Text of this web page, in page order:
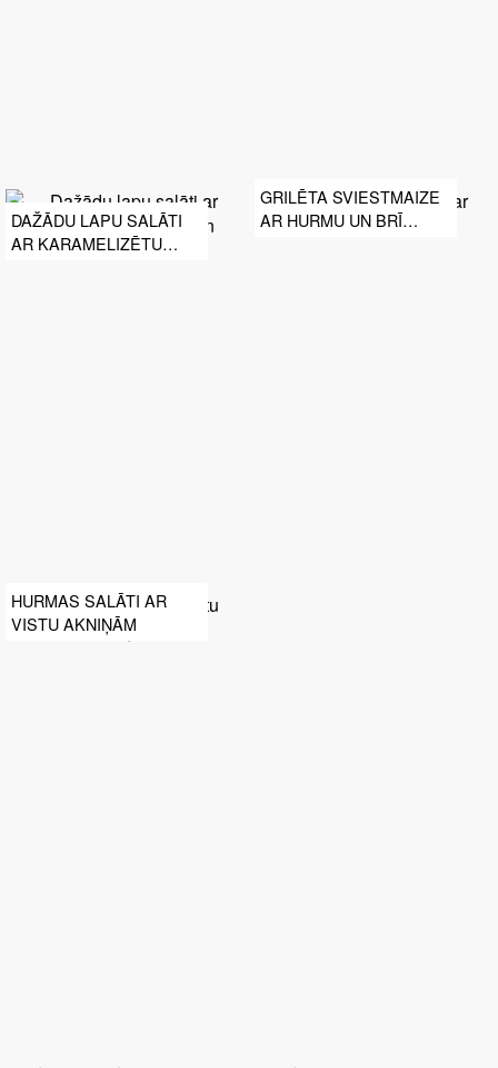
DAŽĀDU LAPU SALĀTI
AR KARAMELIZĒTU
GRILĒTA SVIESTMAIZE
AR HURMU UN BRĪ
HURMAS SALĀTI AR
VISTU AKNIŅĀM